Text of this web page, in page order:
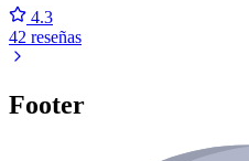
4.3
42 reseñas
Footer